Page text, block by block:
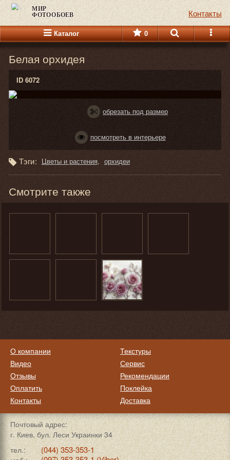
МИР
ФОТООБОЕВ Контакты
Каталог 0
Белая орхидея
ID 6072
обрезать под размер
посмотреть в интерьере
Тэги: Цветы и растения орхидеи
Смотрите также
О компании
Видео
Отзывы
Оплатить
Контакты
Текстуры
Сервис
Рекомендации
Поклейка
Доставка
Почтовый адрес:
г. Киев, бул. Леси Украинки 34
тел.:
(044) 353-353-1